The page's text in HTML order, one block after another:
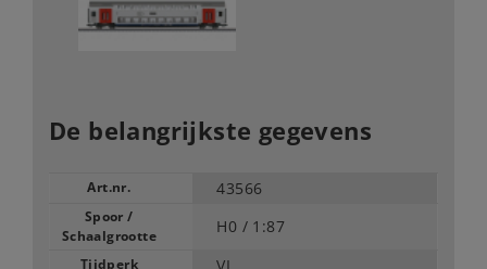
De belangrijkste gegevens
Art.nr. 43566
Spoor /
Schaalgrootte
H0 / 1:87
Tijdperk